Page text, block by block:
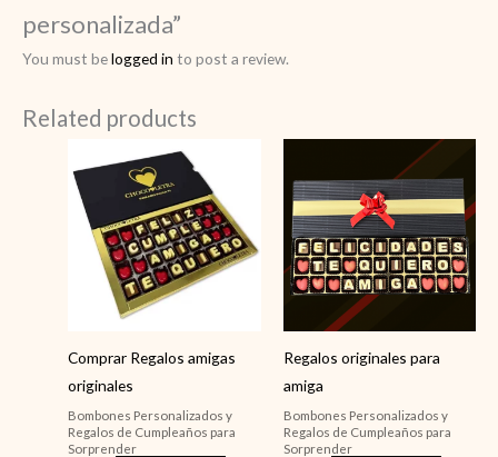
personalizada”
You must belogged in to post a review.
Related products
Comprar Regalos amigas
originales
Bombones Personalizados y
Regalos de Cumpleaños para
Sorprender
Regalos originales para
amiga
Bombones Personalizados y
Regalos de Cumpleaños para
Sorprender